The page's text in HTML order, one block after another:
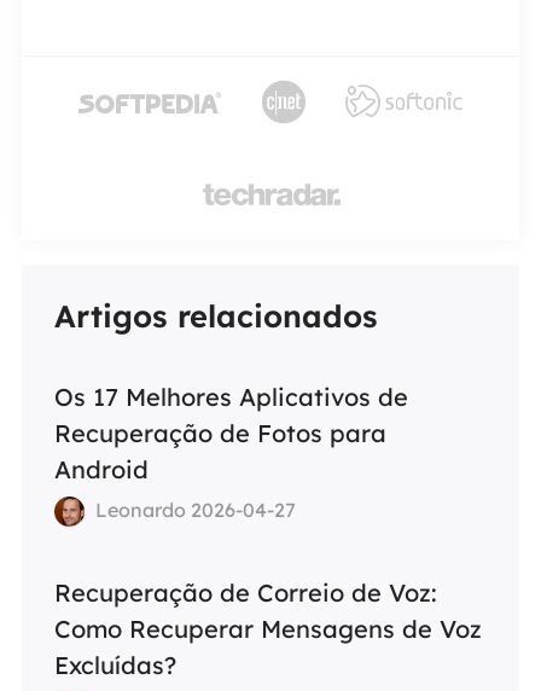
  

Artigos relacionados
Os 17 Melhores Aplicativos de
Recuperação de Fotos para
Android
Leonardo 2026-04-27
Recuperação de Correio de Voz:
Como Recuperar Mensagens de Voz
Excluídas?